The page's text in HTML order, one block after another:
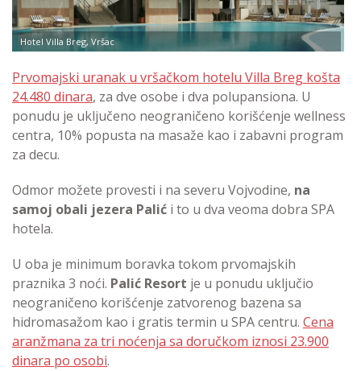
Hotel Villa Breg, Vršac
Prvomajski uranak u vršačkom hotelu Villa Breg košta
24.480 dinara, za dve osobe i dva polupansiona. U
ponudu je uključeno neograničeno korišćenje wellness
centra, 10% popusta na masaže kao i zabavni program
za decu.
Odmor možete provesti i na severu Vojvodine, na
samoj obali jezera Palić i to u dva veoma dobra SPA
hotela.
U oba je minimum boravka tokom prvomajskih
praznika 3 noći. Palić Resort je u ponudu uključio
neograničeno korišćenje zatvorenog bazena sa
hidromasažom kao i gratis termin u SPA centru. Cena
aranžmana za tri noćenja sa doručkom iznosi 23.900
dinara po osobi.